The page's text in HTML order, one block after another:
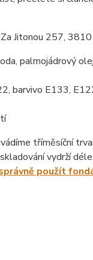
Jitonou 257,
palmojádrový
barvivo E133,
tříměsíční
vydrží
použít